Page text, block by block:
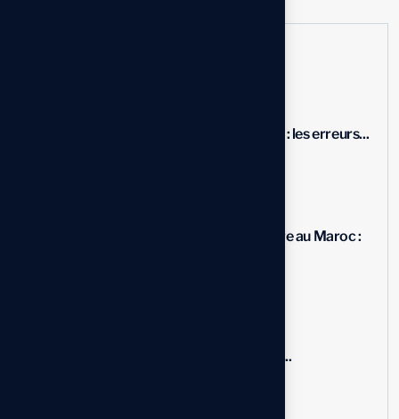
Personnalisation d’un ERP : les erreurs...
Traçabilité agroalimentaire au Maroc :
L’IA et SAP Business One :...